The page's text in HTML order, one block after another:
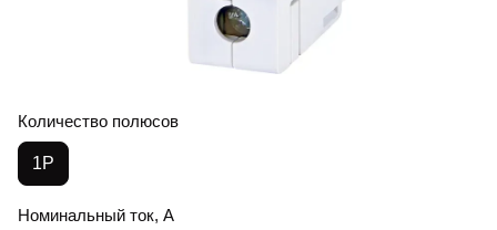
Количество полюсов
1Р
Номинальный ток, А